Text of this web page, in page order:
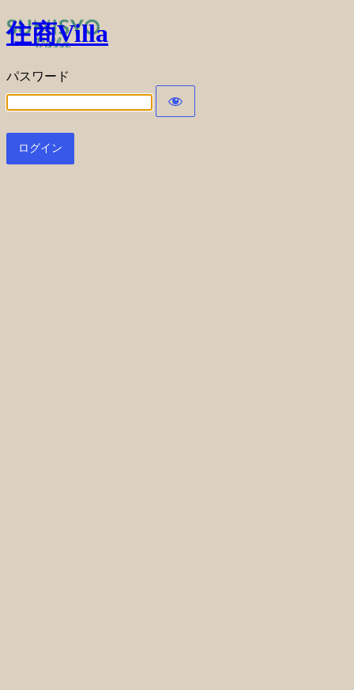
住商Villa
パスワード